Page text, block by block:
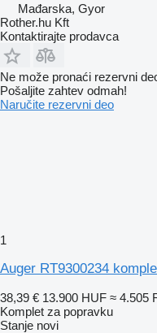
Mađarska, Gyor
Rother.hu Kft
Kontaktirajte prodavca
Ne može pronaći rezervni
Pošaljite zahtev odmah!
Naručite rezervni dеo
1
Auger RT9300234
38,39 € 13.900 HUF ≈ 4.505
Komplet za popravku
Stanje novi